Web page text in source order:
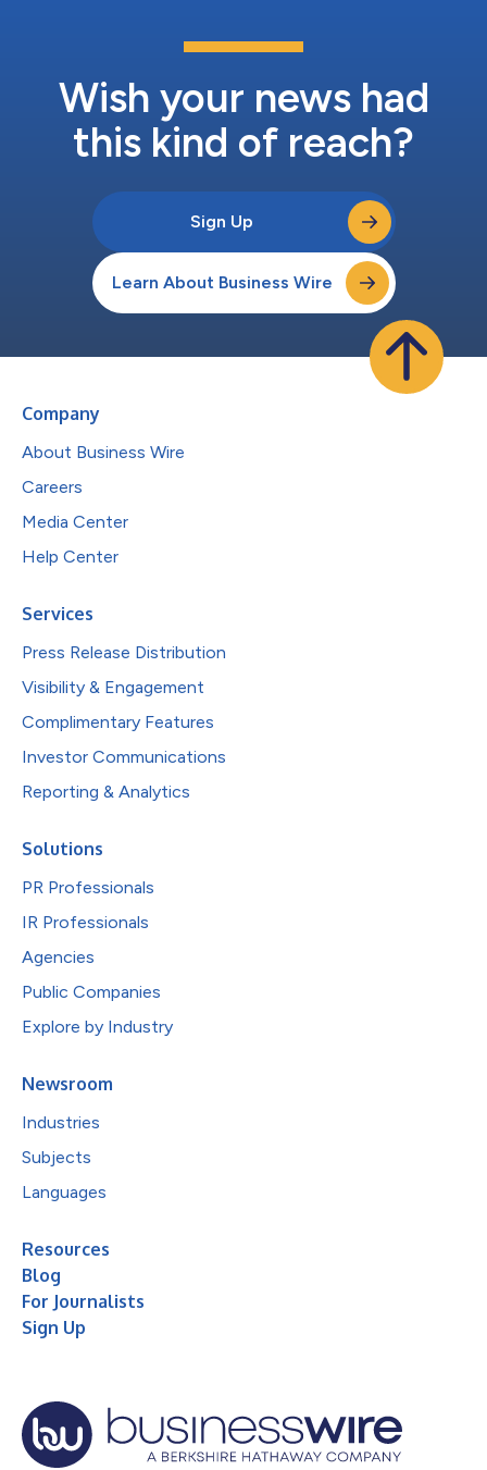
Wish your news had
this kind of reach?
Sign Up
Learn About Business Wire
Company
About Business Wire
Careers
Media Center
Help Center
Services
Press Release Distribution
Visibility & Engagement
Complimentary Features
Investor Communications
Reporting & Analytics
Solutions
PR Professionals
IR Professionals
Agencies
Public Companies
Explore by Industry
Newsroom
Industries
Subjects
Languages
Resources
Blog
For Journalists
Sign Up